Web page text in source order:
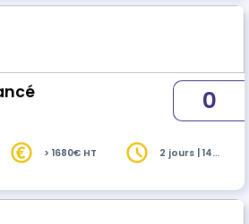
l'automatisation de vos
0
> 1680€ HT
2 jours | 14